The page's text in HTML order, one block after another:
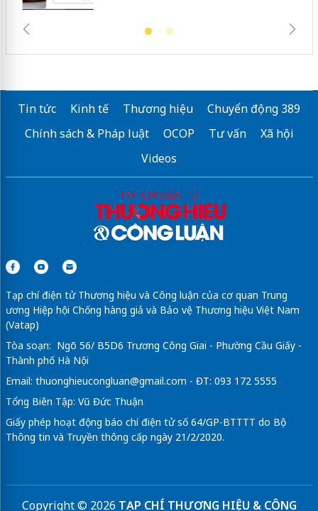
Tin tức Kinh tế Thương hiệu
Chuyển động 389
Chính sách & Pháp luật
OCOP Tư vấn
Xã hội
Videos
Tạp chí điện tử Thương hiệu và Công luận của cơ quan Trung
ương Hiệp hội Chống hàng giả và Bảo vệ Thương hiệu Việt Nam
(Vatap)
Tòa soạn: Ngõ 56/ B5D6 Trương Công Giai - Phường Cầu Giấy -
Thành phố Hà Nội
Email: thuonghieucongluan@gmail.com - ĐT: 093 172 5555
Tổng Biên Tập: Vũ Đức Thuận
Giấy phép hoạt động báo chí điện tử số 64/GP-BTTTT do Bộ
Thông tin và Truyền thông cấp ngày 21/2/2020.
Copyright © 2026 TẠP CHÍ THƯƠNG HIỆU & CÔNG